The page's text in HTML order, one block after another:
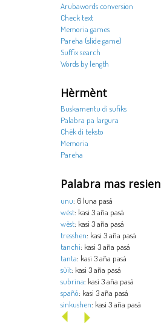
Arubawords conversion
Check text
Memoria games
Pareha (slide game)
Suffix search
Words by length
Hèrmènt
Buskamentu di sufiks
Palabra pa largura
Chèk di teksto
Memoria
Pareha
Palabra mas resien
unu: 6 luna pasá
wèst: kasi 3 aña pasá
wèst: kasi 3 aña pasá
tresshen: kasi 3 aña pasá
tanchi: kasi 3 aña pasá
tanta: kasi 3 aña pasá
sùit: kasi 3 aña pasá
subrina: kasi 3 aña pasá
spañó: kasi 3 aña pasá
sinkushen: kasi 3 aña pasá